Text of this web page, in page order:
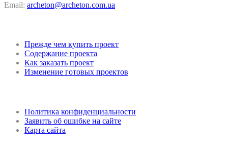
Email: archeton@archeton.com.ua
Прежде чем купить проект
Содержание проекта
Как заказать проект
Изменение готовых проектов
Политика конфиденциальности
Заявить об ошибке на сайте
Карта сайта